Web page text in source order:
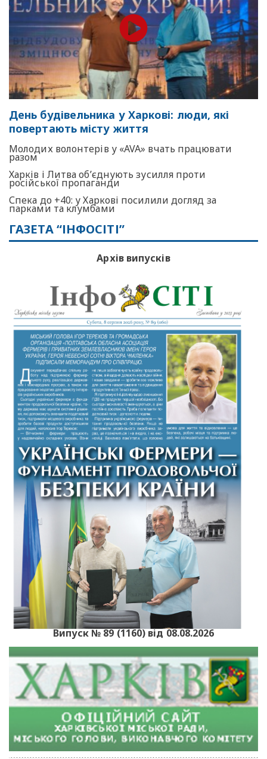
День будівельника у Харкові: люди, які
повертають місту життя
Молодих волонтерів у «AVA» вчать працювати
разом
Харків і Литва об’єднують зусилля проти
російської пропаганди
Спека до +40: у Харкові посилили догляд за
парками та клумбами
ГАЗЕТА “ІНФОСІТІ”
Архів випусків
Випуск № 89 (1160) від 08.08.2026